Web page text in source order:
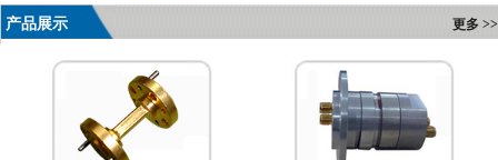
产品展示 更多 >>